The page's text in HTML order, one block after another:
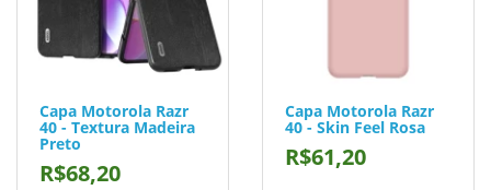
Capa Motorola Razr
40 - Textura Madeira
Preto
R$68,20
Capa Motorola Razr
40 - Skin Feel Rosa
R$61,20